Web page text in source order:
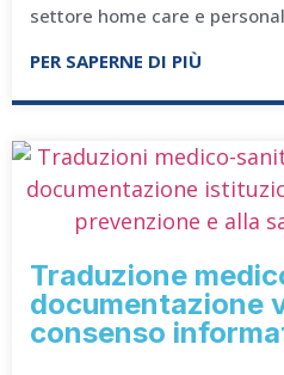
settore home care e
PER SAPERNE DI PIÙ
Traduzione
documentazione
consenso